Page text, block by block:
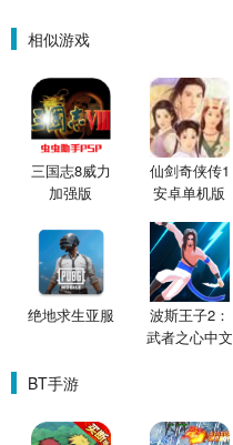
相似游戏
三国志8威力
加强版
仙剑奇侠传1
安卓单机版
绝地求生亚服
波斯王子2：
武者之心中文
BT手游